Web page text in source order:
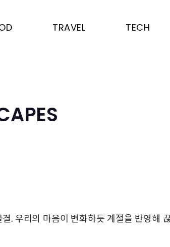
TRAVEL TECH
. 우리의 마음이 변화하듯 계절을 반영해